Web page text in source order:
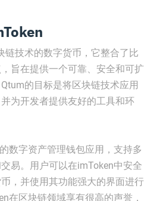
链技术的数字货币，它整合了比
旨在提供一个可靠、安全和可扩
的目标是将区块链技术应用
为开发者提供友好的工具和环
数字资产管理钱包应用，支持多
易。用户可以在imToken中安全
，并使用其功能强大的界面进行
在区块链领域享有很高的声誉，